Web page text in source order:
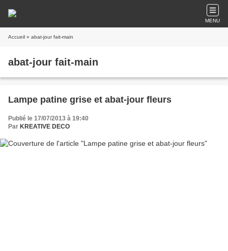
MENU
Accueil » abat-jour fait-main
abat-jour fait-main
Lampe patine grise et abat-jour fleurs
Publié le 17/07/2013 à 19:40
Par KREATIVE DECO